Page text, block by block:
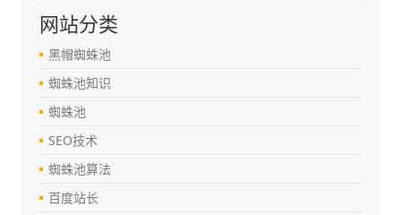
网站分类
黑帽蜘蛛池
蜘蛛池知识
蜘蛛池
SEO技术
蜘蛛池算法
百度站长